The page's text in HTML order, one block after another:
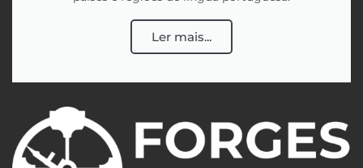
Ler mais...